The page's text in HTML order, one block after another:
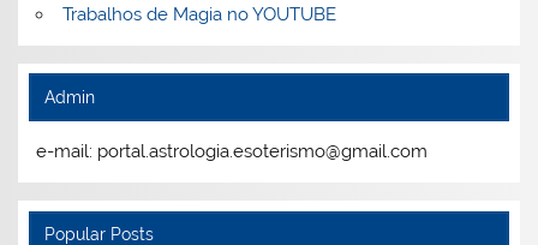
Trabalhos de Magia no YOUTUBE
Admin
e-mail: portal.astrologia.esoterismo@gmail.com
Popular Posts